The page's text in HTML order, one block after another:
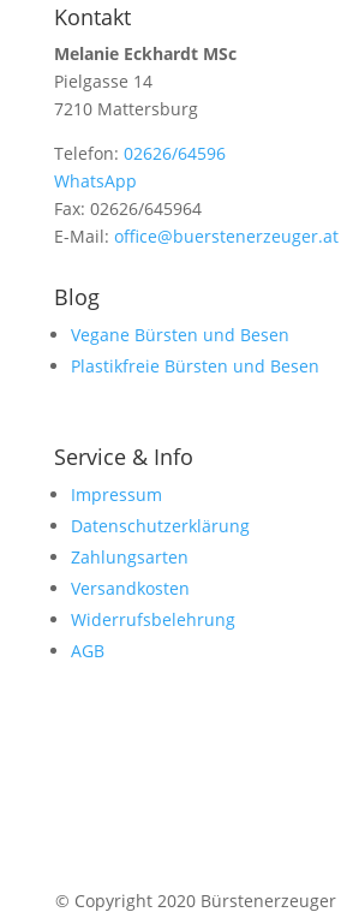
Kontakt
Melanie Eckhardt MSc
Pielgasse 14
7210 Mattersburg
Telefon: 02626/64596
WhatsApp
Fax: 02626/645964
E-Mail: office@buerstenerzeuger.at
Blog
Vegane Bürsten und Besen
Plastikfreie Bürsten und Besen
Service & Info
Impressum
Datenschutzerklärung
Zahlungsarten
Versandkosten
Widerrufsbelehrung
AGB
© Copyright 2020